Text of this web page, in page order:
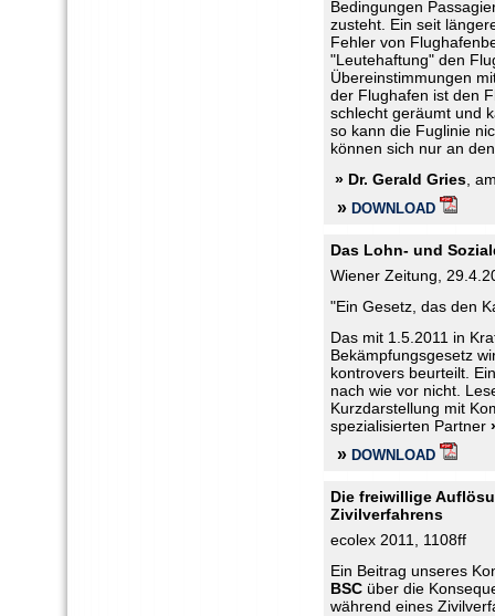
Bedingungen
zusteht. Ein seit
Fehler von
"Leutehaftung" den
Übereinstimmungen
der Flughafen ist den
schlecht geräumt und
so kann die Fuglinie
können sich nur an
» Dr. Gerald Gries ,
» DOWNLOAD
Das Lohn- und
Wiener Zeitung,
"Ein Gesetz, das den
Das mit 1.5.2011 in
Bekämpfungsgesetz
kontrovers beurteilt.
nach wie vor nicht.
Kurzdarstellung mit
spezialisierten Partner
» DOWNLOAD
Die freiwillige
Zivilverfahrens
ecolex 2011, 1108ff
Ein Beitrag unseres
BSC über die
während eines